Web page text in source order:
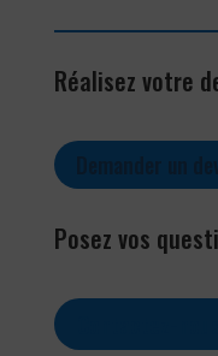
Réalisez votre
Posez vos